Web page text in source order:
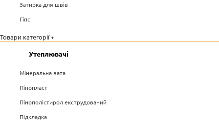
Затирка для швів
Гіпс
Товари категорії +
Утеплювачі
Мінеральна вата
Пінопласт
Пінополістирол екструдований
Підкладка